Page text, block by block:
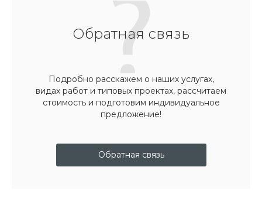
Обратная связь
Подробно расскажем о наших услугах,
видах работ и типовых проектах, рассчитаем
стоимость и подготовим индивидуальное
предложение!
Обратная связь